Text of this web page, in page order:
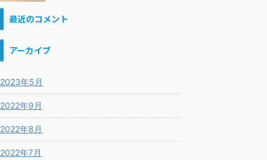
最近のコメント
アーカイブ
2023年5月
2022年9月
2022年8月
2022年7月